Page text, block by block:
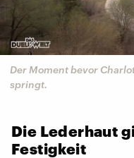
Der Moment bevor
springt.
Die Lederhaut
Festigkeit